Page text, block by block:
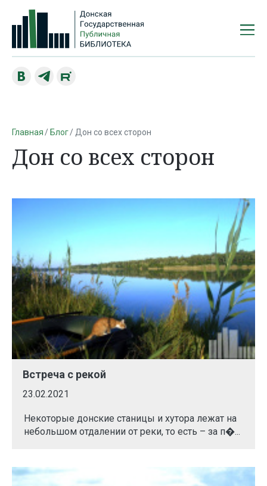
Главная Блог Дон со всех сторон
Дон со всех сторон
Встреча с рекой
23.02.2021
Некоторые донские станицы и хутора лежат на
небольшом отдалении от реки, то есть – за п�...